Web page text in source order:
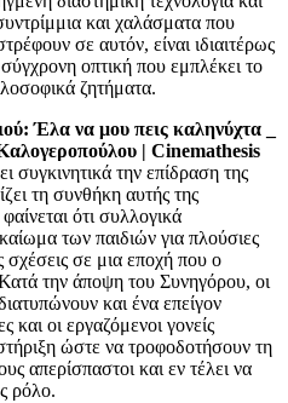
και χαλάσματα που
σε αυτόν, είναι ιδιαιτέρως
οπτική που εμπλέκει το
ζητήματα.
Έλα να μου πεις καληνύχτα _
| Cinemathesis
συγκινητικά την επίδραση της
τη συνθήκη αυτής της
ότι συλλογικά
των παιδιών για πλούσιες
σχέσεις σε μια εποχή που ο
την άποψη του Συνηγόρου, οι
και ένα επείγον
και οι εργαζόμενοι γονείς
ώστε να τροφοδοτήσουν τη
απερίσπαστοι και εν τέλει να
ρόλο.